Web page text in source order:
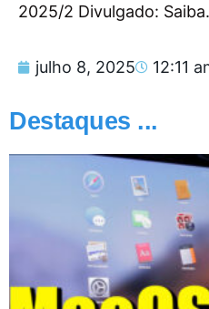
2025/2 Divulgado:
julho 8, 2025 12:11
Destaques ...